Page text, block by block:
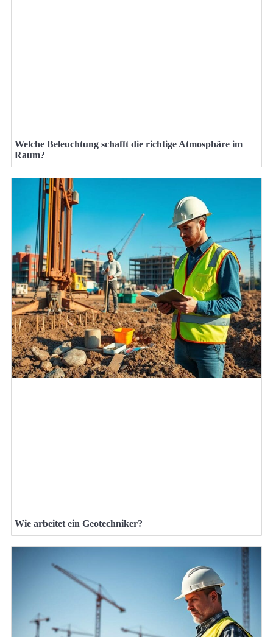
Welche Beleuchtung schafft die richtige Atmosphäre im
Raum?
Wie arbeitet ein Geotechniker?